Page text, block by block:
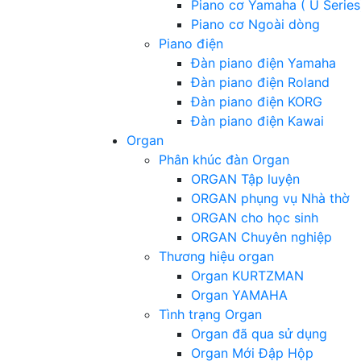
Piano cơ Yamaha ( U
Piano cơ Ngoài dòng
Piano điện
Đàn piano điện Yamaha
Đàn piano điện Roland
Đàn piano điện KORG
Đàn piano điện Kawai
Organ
Phân khúc đàn Organ
ORGAN Tập luyện
ORGAN phụng vụ Nhà thờ
ORGAN cho học sinh
ORGAN Chuyên nghiệp
Thương hiệu organ
Organ KURTZMAN
Organ YAMAHA
Tình trạng Organ
Organ đã qua sử dụng
Organ Mới Đập Hộp